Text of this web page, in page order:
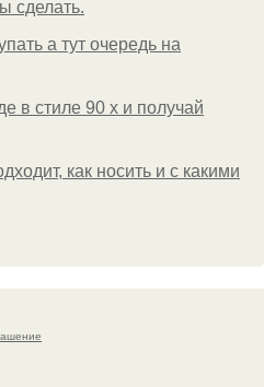
сделать.
а тут очередь на
в стиле 90 х и получай
как носить и с какими